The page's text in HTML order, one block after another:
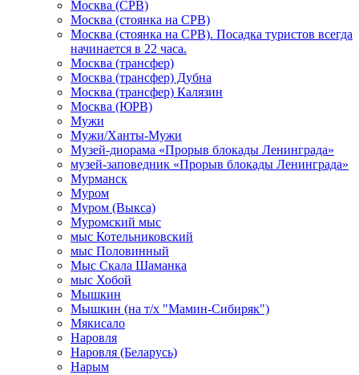
Москва (СРВ)
Москва (стоянка на СРВ)
Москва (стоянка на СРВ). Посадка туристов всегда
начинается в 22 часа.
Москва (трансфер)
Москва (трансфер) Дубна
Москва (трансфер) Калязин
Москва (ЮРВ)
Мужи
Мужи/Ханты-Мужи
Музей-диорама «Прорыв блокады Ленинграда»
музей-заповедник «Прорыв блокады Ленинграда»
Мурманск
Муром
Муром (Выкса)
Муромский мыс
мыс Котельниковский
мыс Половинный
Мыс Скала Шаманка
мыс Хобой
Мышкин
Мышкин (на т/х "Мамин-Сибиряк")
Мякисало
Наровля
Наровля (Беларусь)
Нарым